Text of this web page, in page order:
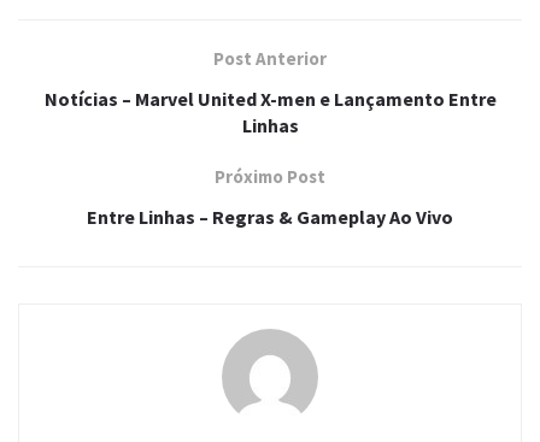
Post Anterior
Notícias – Marvel United X-men e Lançamento Entre
Linhas
Próximo Post
Entre Linhas – Regras & Gameplay Ao Vivo